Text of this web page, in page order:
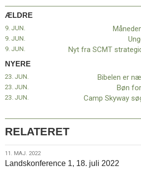
ÆLDRE
9. JUN.
9. JUN.
9. JUN.
NYERE
Bibelen er
23. JUN.
Bøn
23. JUN.
Camp Skyway
23. JUN.
RELATERET
11.
maj.
11. MAJ. 2022
Landskonference 1, 18. juli 2022